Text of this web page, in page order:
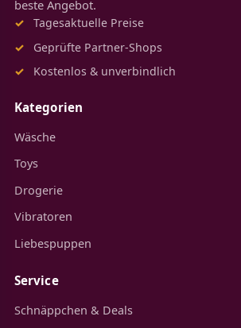
beste Angebot.
Tagesaktuelle Preise
Geprüfte Partner-Shops
Kostenlos & unverbindlich
Kategorien
Wäsche
Toys
Drogerie
Vibratoren
Liebespuppen
Service
Schnäppchen & Deals